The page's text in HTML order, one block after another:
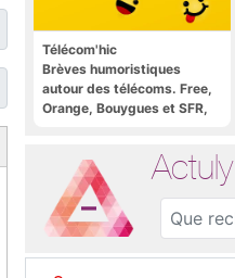
Télécom'hic
Brèves humoristiques
autour des télécoms. Free,
Orange, Bouygues et SFR,
Actuly